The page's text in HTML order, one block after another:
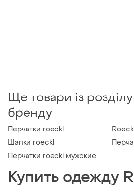
Ще товари із
бренду
Перчатки roeckl
Шапки roeckl
Перчатки roeckl мужские
Купить одежду